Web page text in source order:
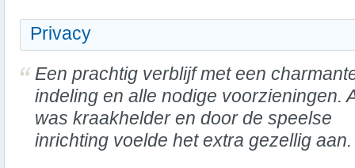
Privacy
Een prachtig verblijf met een
indeling en alle nodige voorzieningen.
was kraakhelder en door de speelse
inrichting voelde het extra gezellig aan.